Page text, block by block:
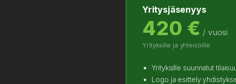
Yritysjäsenyys
420 € / vuosi
Yrityksille ja yhteisöille
Yrityksille suunnatut
Logo ja esittely